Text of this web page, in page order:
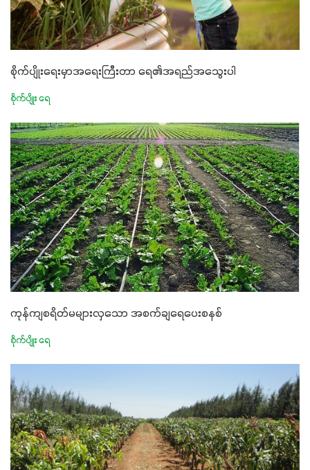
စိုက်ပျိုးရေးမှာအရေးကြီးတာ ရေ၏အရည်အသွေးပါ
စိုက်ပျိုး ရေ
ကုန်ကျစရိတ်မများလှသော အစက်ချရေပေးစနစ်
စိုက်ပျိုး ရေ